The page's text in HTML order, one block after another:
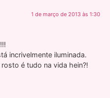
1 de março de 2013 às 1:30
incrivelmente iluminada.
é tudo na vida hein?!